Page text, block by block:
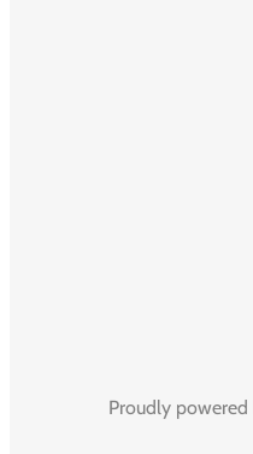
Proudly powered